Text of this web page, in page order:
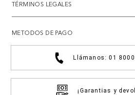
TÉRMINOS LEGALES
METODOS DE PAGO
Llámanos: 01
¡Garantias y